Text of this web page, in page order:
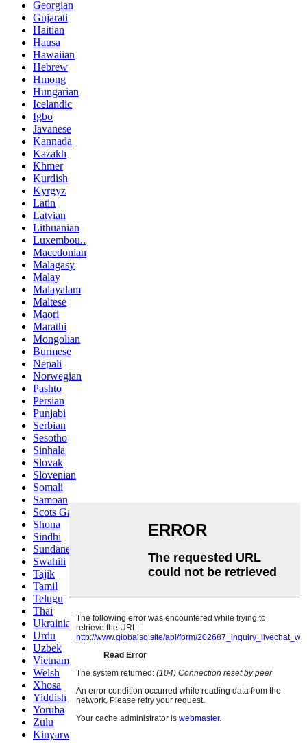
Georgian
Gujarati
Haitian
Hausa
Hawaiian
Hebrew
Hmong
Hungarian
Icelandic
Igbo
Javanese
Kannada
Kazakh
Khmer
Kurdish
Kyrgyz
Latin
Latvian
Lithuanian
Luxembou..
Macedonian
Malagasy
Malay
Malayalam
Maltese
Maori
Marathi
Mongolian
Burmese
Nepali
Norwegian
Pashto
Persian
Punjabi
Serbian
Sesotho
Sinhala
Slovak
Slovenian
Somali
Samoan
Scots Gaelic
Shona
Sindhi
Sundanese
Swahili
Tajik
Tamil
Telugu
Thai
Ukrainian
Urdu
Uzbek
Vietnamese
Welsh
Xhosa
Yiddish
Yoruba
Zulu
Kinyarwanda